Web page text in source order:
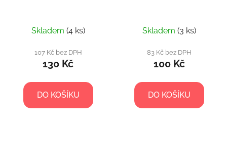
Skladem (4 ks)
107 Kč bez DPH
130 Kč
DO KOŠÍKU
Skladem (3 ks)
83 Kč bez DPH
100 Kč
DO KOŠÍKU